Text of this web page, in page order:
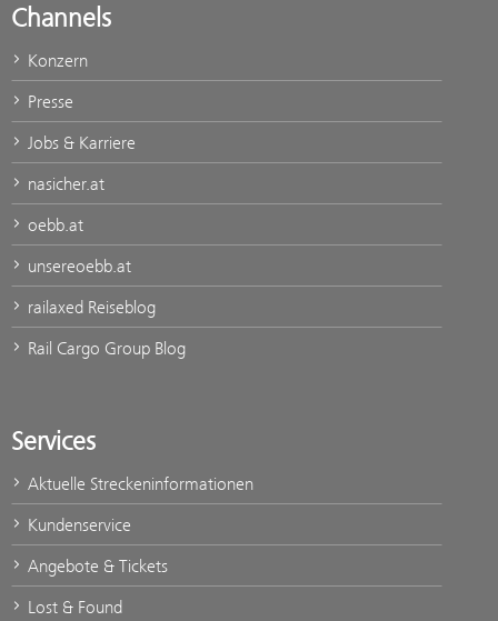
Channels
Konzern
Presse
Jobs & Karriere
nasicher.at
oebb.at
unsereoebb.at
railaxed Reiseblog
Rail Cargo Group Blog
Services
Aktuelle Streckeninformationen
Kundenservice
Angebote & Tickets
Lost & Found